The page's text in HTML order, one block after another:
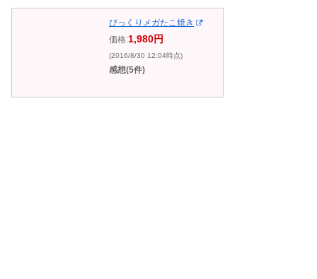
びっくりメガたこ焼き
価格:1,980円
(2016/8/30 12:04時点)
感想(5件)